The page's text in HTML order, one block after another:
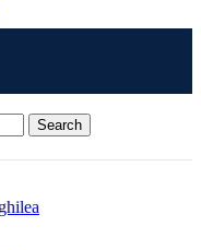
Search